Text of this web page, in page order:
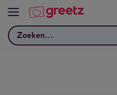
Bekijk meer
Zoeken